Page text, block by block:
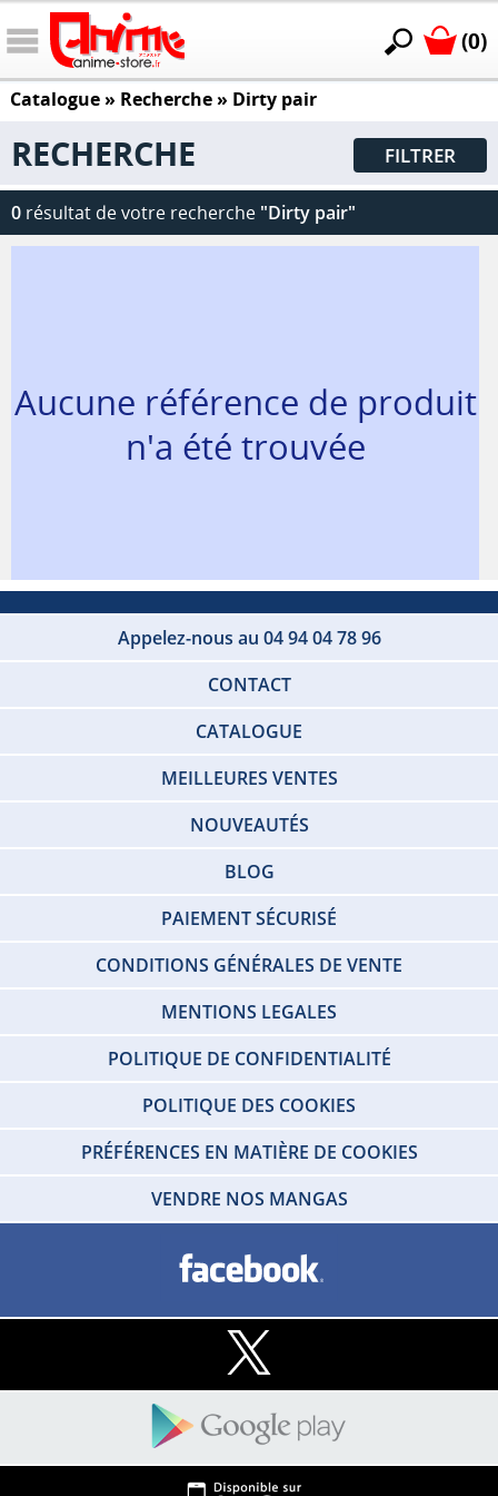
(0)
Catalogue» Recherche » Dirty pair
RECHERCHE FILTRER
0 résultat de votre recherche "Dirty pair"
Aucune référence de produit
n'a été trouvée
Appelez-nous au 04 94 04 78 96
CONTACT
CATALOGUE
MEILLEURES VENTES
NOUVEAUTÉS
BLOG
PAIEMENT SÉCURISÉ
CONDITIONS GÉNÉRALES DE VENTE
MENTIONS LEGALES
POLITIQUE DE CONFIDENTIALITÉ
POLITIQUE DES COOKIES
PRÉFÉRENCES EN MATIÈRE DE COOKIES
VENDRE NOS MANGAS